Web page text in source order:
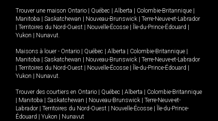
Trouver une maison Ontario Québec Alberta Colombie-Britannique
Manitoba
Saskatchewan Nouveau-Brunswick
Terre-Neuve-et-Labrador
Territoires du Nord-Ouest Nouvelle-Écosse Île-du-Prince-Édouard
Yukon
Nunavut.
Maisons à louer - Ontario Québec Alberta Colombie-Britannique
Manitoba
Saskatchewan Nouveau-Brunswick
Terre-Neuve-et-Labrador
Territoires du Nord-Ouest Nouvelle-Écosse Île-du-Prince-Édouard
Yukon
Nunavut.
Trouver des courtiers en Ontario Québec Alberta
Colombie-Britannique
Manitoba Saskatchewan Nouveau-Brunswick
Terre-Neuve-et-
Labrador
Territoires du Nord-Ouest Nouvelle-Écosse
Île-du-Prince-
Édouard
Yukon Nunavut